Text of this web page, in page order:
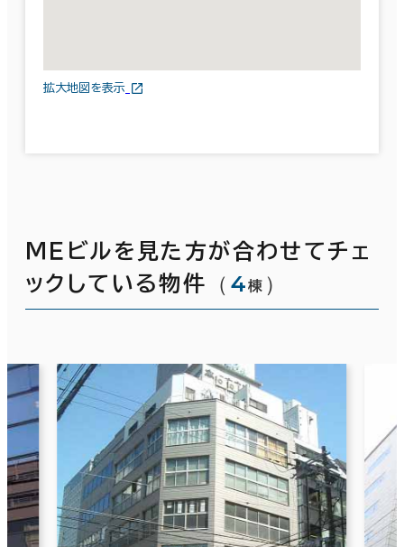
拡大地図を表示
ＭＥビルを見た方が合わせてチェ
ックしている物件
（ 4棟 ）